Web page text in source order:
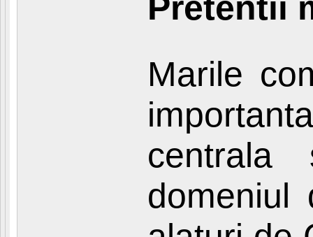
Marile
domeniul